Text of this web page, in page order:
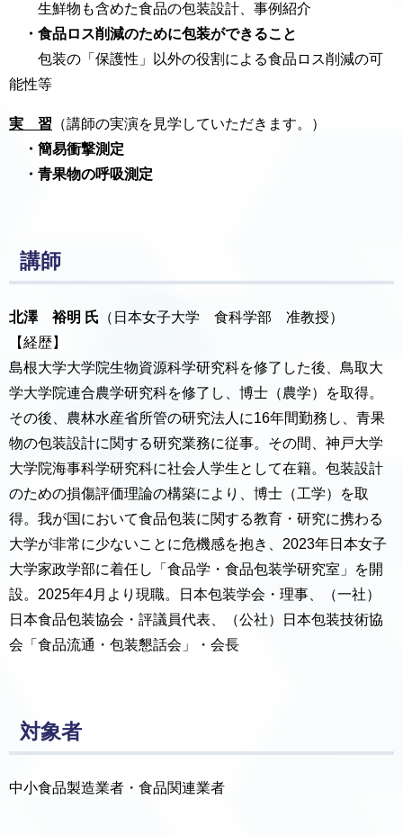
生鮮物も含めた食品の包装設計、事例紹介
・食品ロス削減のために包装ができること
包装の「保護性」以外の役割による食品ロス削減の可
能性等
実 習 （講師の実演を見学していただきます。）
・簡易衝撃測定
・青果物の呼吸測定
講師
北澤 裕明 氏 （日本女子大学 食科学部 准教授）
【経歴】
島根大学大学院生物資源科学研究科を修了した後、鳥取大
学大学院連合農学研究科を修了し、博士（農学）を取得。
その後、農林水産省所管の研究法人に16年間勤務し、青果
物の包装設計に関する研究業務に従事。その間、神戸大学
大学院海事科学研究科に社会人学生として在籍。包装設計
のための損傷評価理論の構築により、博士（工学）を取
得。我が国において食品包装に関する教育・研究に携わる
大学が非常に少ないことに危機感を抱き、2023年日本女子
大学家政学部に着任し「食品学・食品包装学研究室」を開
設。2025年4月より現職。日本包装学会・理事、（一社）
日本食品包装協会・評議員代表、（公社）日本包装技術協
会「食品流通・包装懇話会」・会長
対象者
中小食品製造業者・食品関連業者